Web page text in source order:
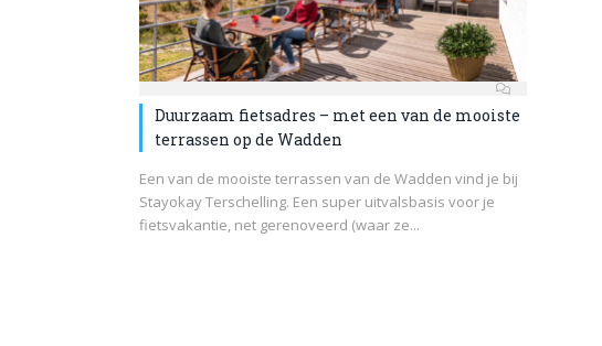
Duurzaam fietsadres – met een van de mooiste
terrassen op de Wadden
Een van de mooiste terrassen van de Wadden vind je bij
Stayokay Terschelling. Een super uitvalsbasis voor je
fietsvakantie, net gerenoveerd (waar ze...